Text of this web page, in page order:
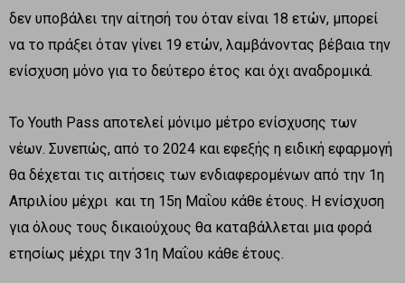
δεν υποβάλει την αίτησή του όταν είναι 18 ετών, μπορεί
να το πράξει όταν γίνει 19 ετών, λαμβάνοντας βέβαια την
ενίσχυση μόνο για το δεύτερο έτος και όχι αναδρομικά.
Το Youth Pass αποτελεί μόνιμο μέτρο ενίσχυσης των
νέων. Συνεπώς, από το 2024 και εφεξής η ειδική εφαρμογή
θα δέχεται τις αιτήσεις των ενδιαφερομένων από την 1η
Απριλίου μέχρι και τη 15η Μαΐου κάθε έτους. Η ενίσχυση
για όλους τους δικαιούχους θα καταβάλλεται μια φορά
ετησίως μέχρι την 31η Μαΐου κάθε έτους.